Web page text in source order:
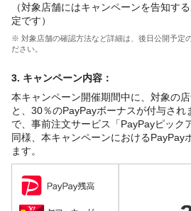
（対象店舗にはキャンペーンを告知す
定です）
※ 対象店舗の確認方法など詳細は、後日公開予定
ださい。
3. キャンペーン内容：
本キャンペーン開催期間中に、対象の
と、30％のPayPayボーナスが付与され
で、事前注文サービス「PayPayピック
同様、本キャンペーンにおけるPayPay
ます。